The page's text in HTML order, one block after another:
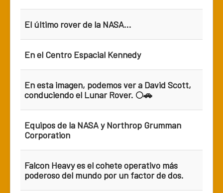
El último rover de la NASA...
En el Centro Espacial Kennedy
En esta imagen, podemos ver a David Scott,
conduciendo el Lunar Rover. 🌕🚗
Equipos de la NASA y Northrop Grumman
Corporation
Falcon Heavy es el cohete operativo más
poderoso del mundo por un factor de dos.